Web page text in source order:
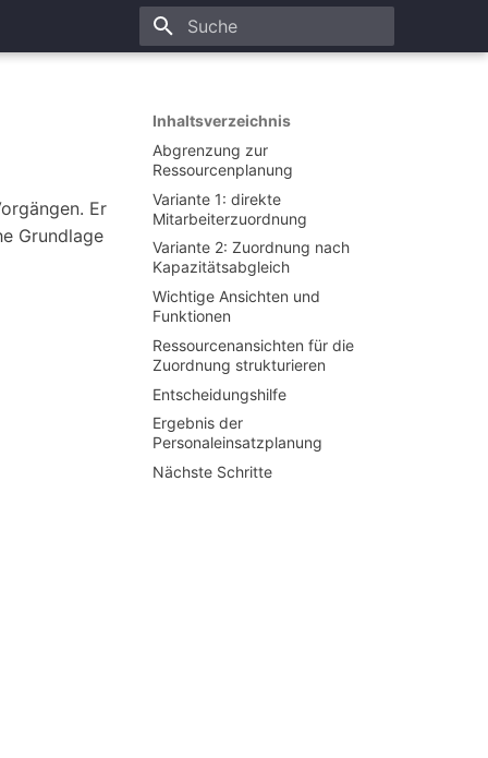
Inhaltsverzeichnis
Abgrenzung zur
Ressourcenplanung
Variante 1: direkte
Mitarbeiterzuordnung
Variante 2: Zuordnung nach
Kapazitätsabgleich
Wichtige Ansichten und
Funktionen
Ressourcenansichten für die
Zuordnung strukturieren
Entscheidungshilfe
Ergebnis der
Personaleinsatzplanung
Nächste Schritte
Er
Grundlage